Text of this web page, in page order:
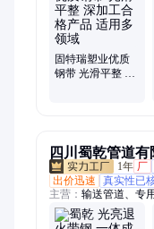
固特瑞塑业优质
钢带 光滑平整 深
四川蜀乾管道有
1年 厂
出价迅速
真实性已
主营： 输送管道、专
缆保护管、电线预埋